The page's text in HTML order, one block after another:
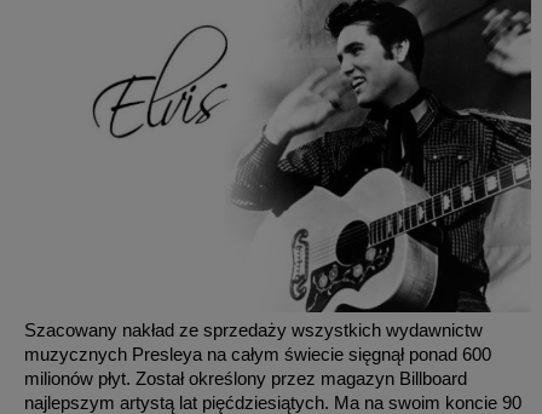
Szacowany nakład ze sprzedaży wszystkich wydawnictw
muzycznych Presleya na całym świecie sięgnął ponad 600
milionów płyt. Został określony przez magazyn Billboard
najlepszym artystą lat pięćdziesiątych. Ma na swoim koncie 90